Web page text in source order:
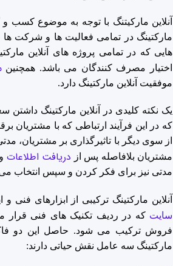
آنلاین مارکیتنگ با توجه به موضوع کسب و
مارکتینگ در تمامی فعالیت ها و شرکت
هایی که در تمامی پروژه های آنلاین
اختیار مصرف کنندگان می باشد. همچنین
موفقیت آنلاین مارکتینگ دارد.
یک نکته کلیدی در آنلاین مارکتینگ
که در این فرآیند ارتباطی که با مشتریان
از سوی دیگر با تاثیرگذاری بر مشتریان،
مشتریان بلافاصله پس از دریافت اطلاعات
مدتی نیز برای فکر کردن و سپس انتخاب
آنلاین مارکتینگ ترکیبی از ابزارهای
سایت که در ردیف تکنیک های فنی قرار
فروش ترکیب می شود. حاصل این دو
مارکتینگ سه عامل نقش حیاتی دارند: